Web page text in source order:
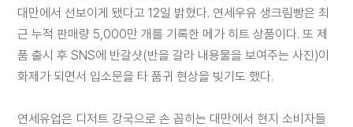
연세
SHOP
대만에서 선보이게 됐다고 12일 밝혔다. 연세우유 생크림빵은 최
근 누적 판매량 5,000만 개를 기록한 메가 히트 상품이다. 또 제
품 출시 후 SNS에 반갈샷(반을 갈라 내용물을 보여주는 사진)이
화제가 되면서 입소문을 타 품귀 현상을 빚기도 했다.
연세유업은 디저트 강국으로 손 꼽히는 대만에서 현지 소비자들